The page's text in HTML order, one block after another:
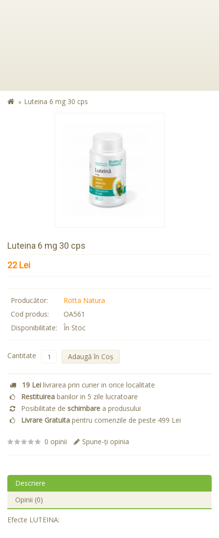
Luteina 6 mg 30 cps
Luteina 6 mg 30 cps
22 Lei
Producător:
Rotta Natura
Cod produs:
OA561
Disponibilitate:
În Stoc
Cantitate Adaugă în Coş
19 Lei livrarea prin curier in orice localitate
Restituirea banilor in 5 zile lucratoare
Posibilitate de schimbare a produsului
Livrare Gratuita pentru comenzile de peste 499 Lei
0 opinii Spune-ţi opinia
Descriere
Opinii (0)
Efecte LUTEINA: